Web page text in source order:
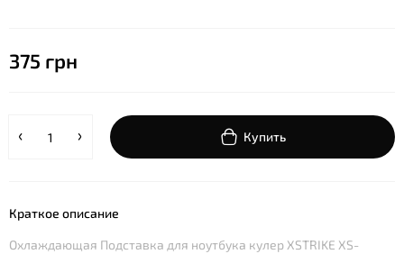
375 грн
Купить
Краткое описание
Охлаждающая Подставка для ноутбука кулер XSTRIKE XS-